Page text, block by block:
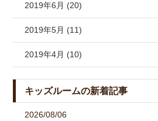
2019年6月 (20)
2019年5月 (11)
2019年4月 (10)
キッズルームの新着記事
2026/08/06